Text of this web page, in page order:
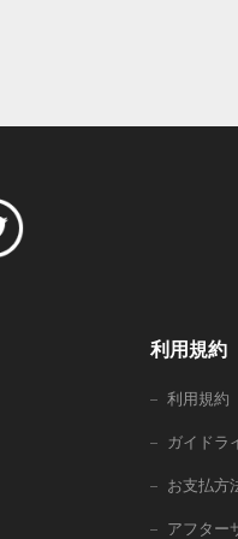
利用規約
利用規約
ガイドラ
お支払方
アフター